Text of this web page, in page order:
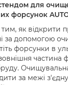
для
форсунок
як відкрити
за допомогою
форсунки в
частина
за межі